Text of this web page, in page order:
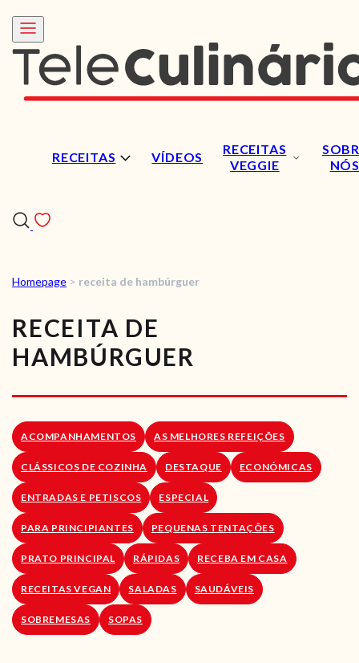
RECEITAS VÍDEOS
RECEITAS
VEGGIE
NÓS
RECEITAS
RECEITAS VEGGIE
LOJA ONLINE
BLOG
Homepage > receita de hambúrguer
RECEITA DE
HAMBÚRGUER
ACOMPANHAMENTOS AS MELHORES REFEIÇÕES
CLÁSSICOS DE COZINHA DESTAQUE ECONÓMICAS
ENTRADAS E PETISCOS ESPECIAL
PARA PRINCIPIANTES PEQUENAS TENTAÇÕES
PRATO PRINCIPAL RÁPIDAS RECEBA EM CASA
RECEITAS VEGAN SALADAS SAUDÁVEIS
SOBREMESAS SOPAS